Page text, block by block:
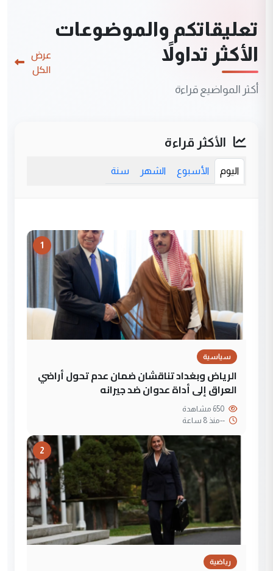
تعليقاتكم والموضوعات
الأكثر تداولاً
أكثر المواضيع قراءة
عرض
الكل
الأكثر قراءة
اليوم الأسبوع الشهر سنة
1
سياسية
الرياض وبغداد تناقشان ضمان عدم تحول أراضي
العراق إلى أداة عدوان ضد جيرانه
--منذ 8 ساعة
2
رياضية